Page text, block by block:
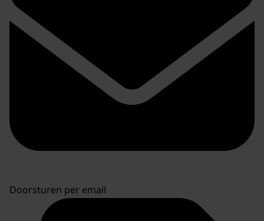
Doorsturen per email